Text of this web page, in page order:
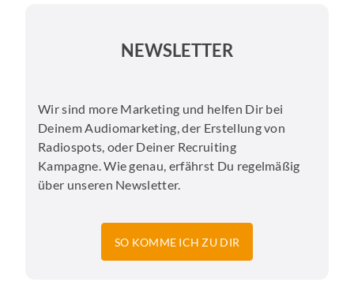
NEWSLETTER
Wir sind more Marketing und helfen Dir bei
Deinem Audiomarketing, der Erstellung von
Radiospots, oder Deiner Recruiting
Kampagne. Wie genau, erfährst Du regelmäßig
über unseren Newsletter.
SO KOMME ICH ZU DIR